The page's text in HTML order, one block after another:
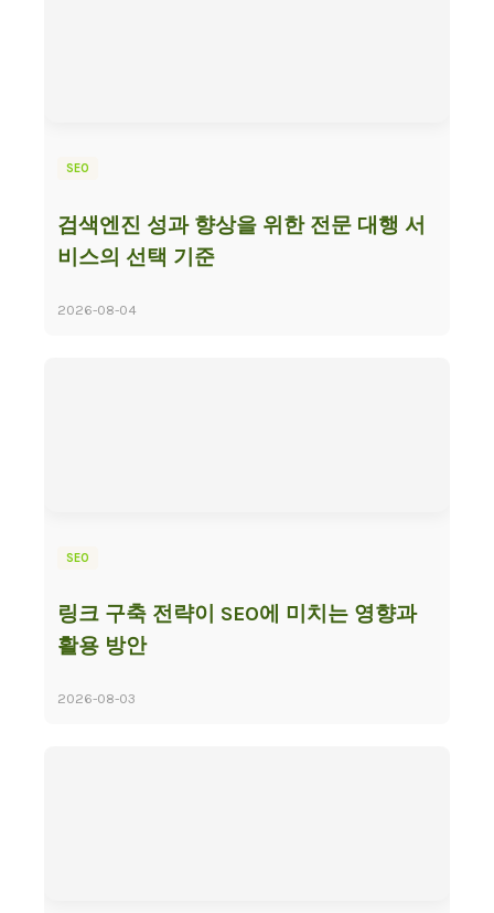
SEO
검색엔진 성과 향상을 위한 전문 대행 서
비스의 선택 기준
2026-08-04
SEO
링크 구축 전략이 SEO에 미치는 영향과
활용 방안
2026-08-03